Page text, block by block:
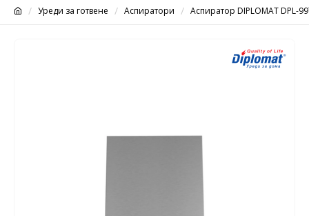
Уреди за готвене Аспиратори Аспиратор DIPLOMAT DPL-